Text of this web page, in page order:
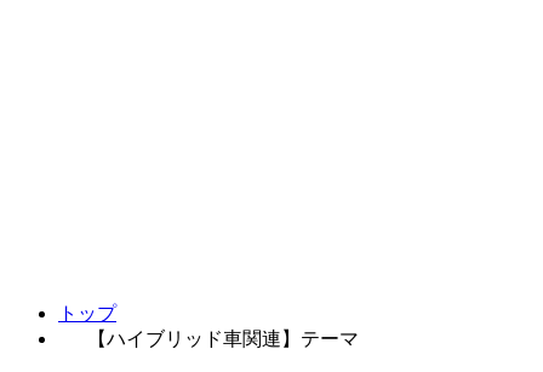
トップ
【ハイブリッド車関連】テーマ